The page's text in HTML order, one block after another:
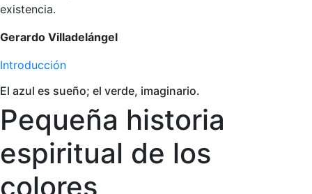
existencia.
Gerardo Villadelángel
Introducción
El azul es sueño; el verde, imaginario.
Pequeña historia
espiritual de los
colores